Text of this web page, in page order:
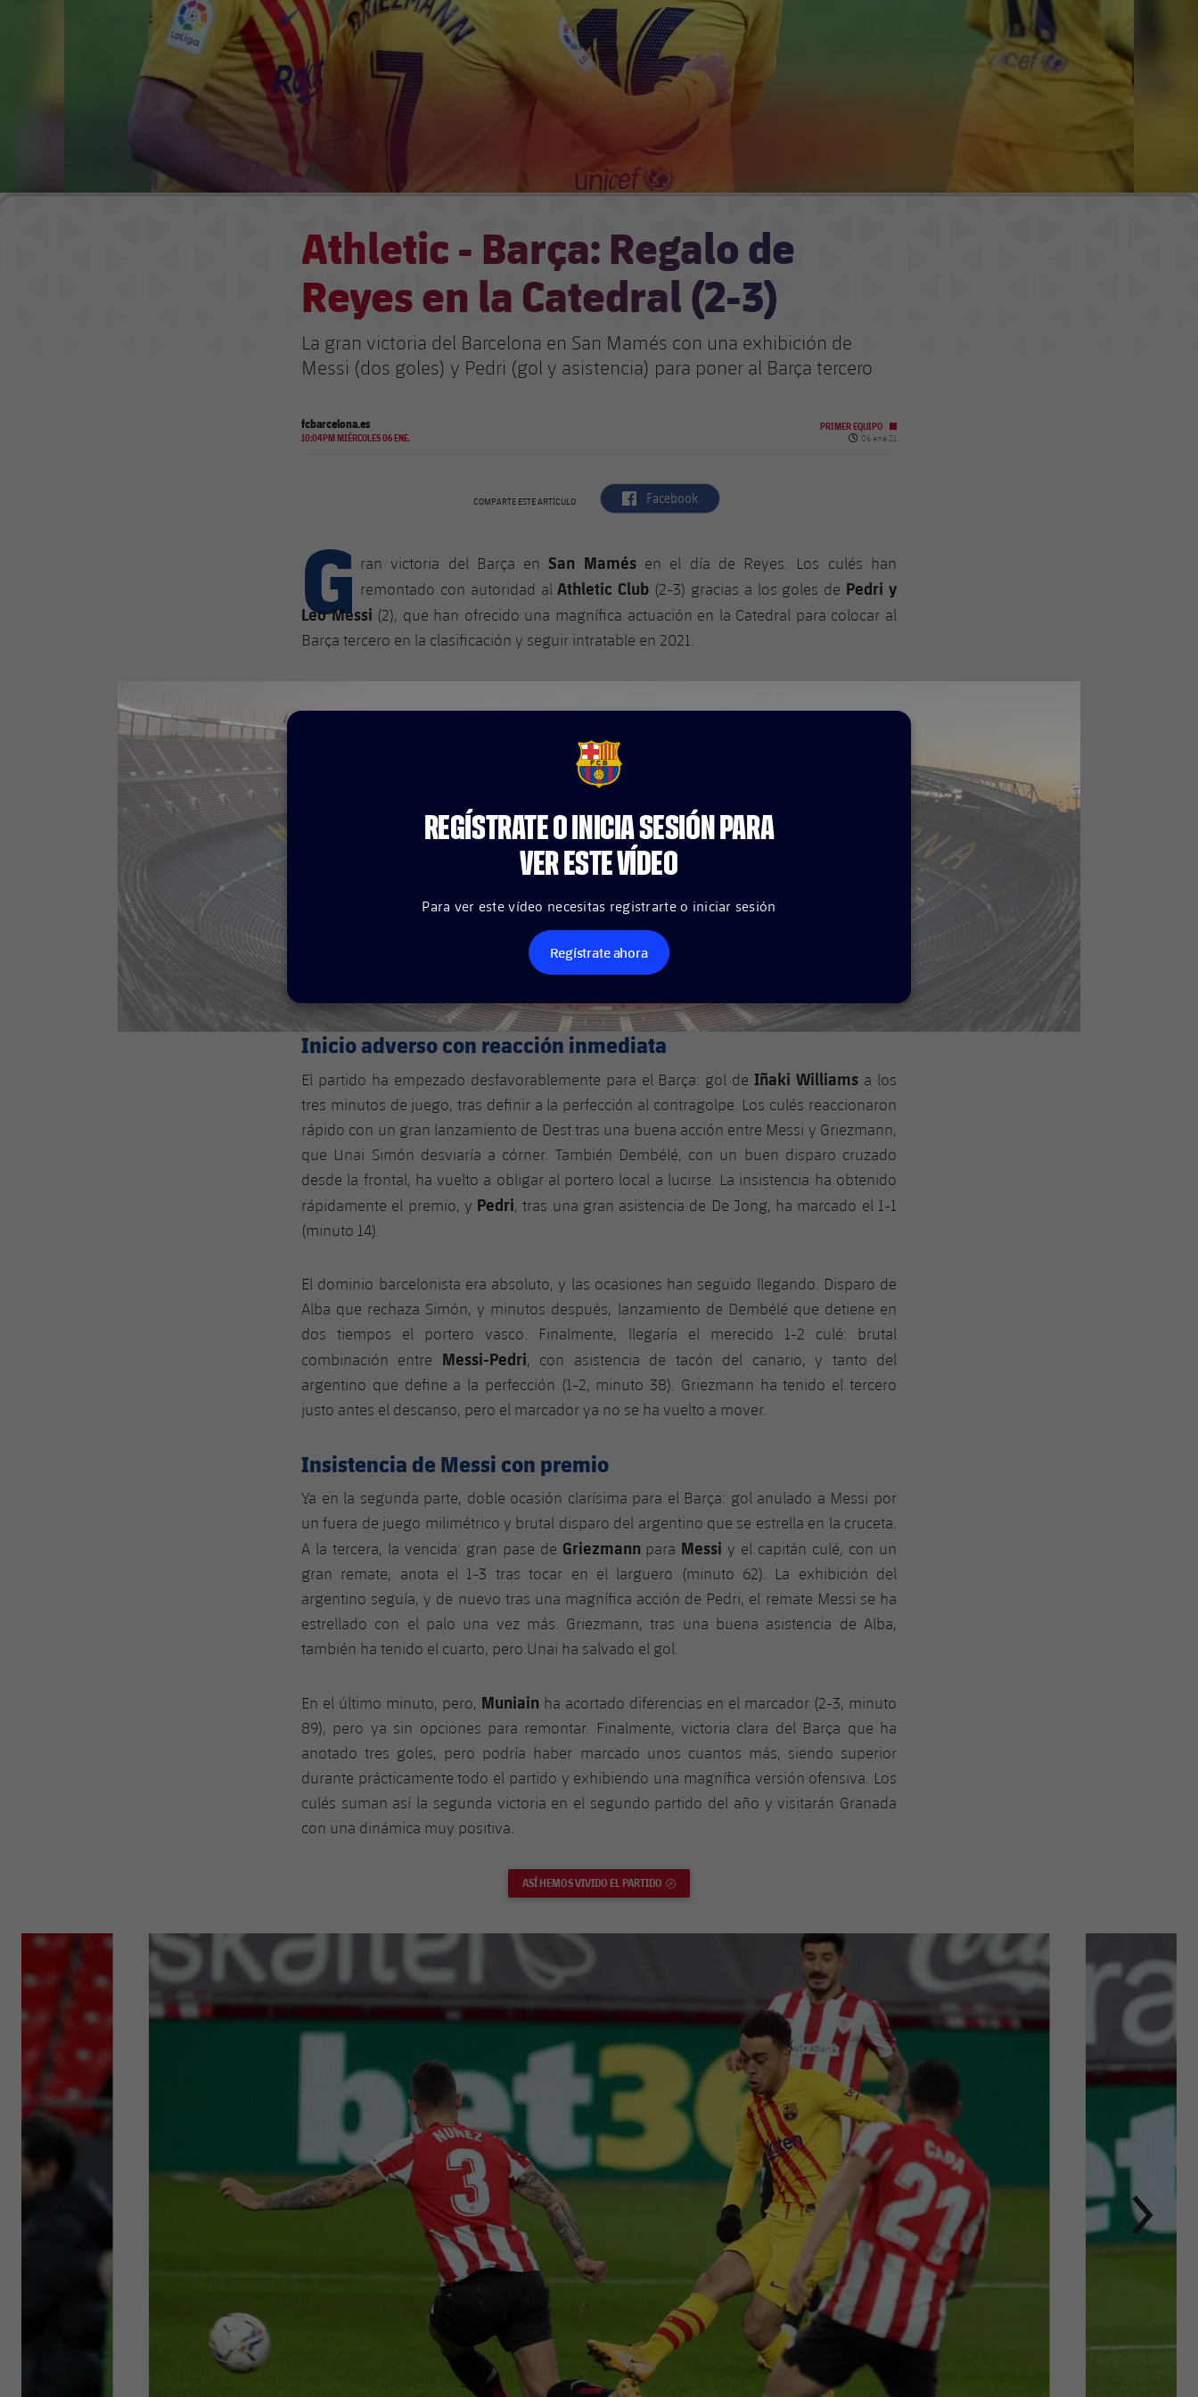
Athletic - Barça: Regalo de
Reyes en la Catedral (2-3)
La gran victoria del Barcelona en San Mamés con una exhibición de
Messi (dos goles) y Pedri (gol y asistencia) para poner al Barça tercero
fcbarcelona.es
10:04PM MIÉRCOLES 06 ENE.
PRIMER EQUIPO
Fecha de publicación
06 ene 21
COMPARTE ESTE ARTÍCULO label.aria.facebook
Facebook
G ran victoria del Barça enSan Mamésen el día de Reyes. Los culés han
remontado con autoridad al Athletic Club (2-3) gracias a los goles de Pedri y
Leo Messi (2), que han ofrecido una magnífica actuación en la Catedral para colocar al
Barça tercero en la clasificación y seguir intratable en 2021.
FCB Barcelona badge
REGÍSTRATE O INICIA SESIÓN PARA
VER ESTE VÍDEO
Para ver este vídeo necesitas registrarte o iniciar sesión
Regístrate ahora
Inicio adverso con reacción inmediata
El partido ha empezado desfavorablemente para el Barça: gol deIñaki Williams a los
tres minutos de juego, tras definir a la perfección al contragolpe. Los culés reaccionaron
rápido con un gran lanzamiento de Dest tras una buena acción entre Messi y Griezmann,
que Unai Simón desviaría a córner. También Dembélé, con un buen disparo cruzado
desde la frontal, ha vuelto a obligar al portero local a lucirse. La insistencia ha obtenido
rápidamente el premio, y Pedri, tras una gran asistencia de De Jong, ha marcado el 1-1
(minuto 14).
El dominio barcelonista era absoluto, y las ocasiones han seguido llegando. Disparo de
Alba que rechaza Simón, y minutos después, lanzamiento de Dembélé que detiene en
dos tiempos el portero vasco. Finalmente, llegaría el merecido 1-2 culé: brutal
combinación entre Messi-Pedri, con asistencia de tacón del canario, y tanto del
argentino que define a la perfección (1-2, minuto 38). Griezmann ha tenido el tercero
justo antes el descanso, pero el marcador ya no se ha vuelto a mover.
Insistencia de Messi con premio
Ya en la segunda parte, doble ocasión clarísima para el Barça: gol anulado a Messi por
un fuera de juego milimétrico y brutal disparo del argentino que se estrella en la cruceta.
A la tercera, la vencida: gran pase de Griezmann para Messiy el capitán culé, con un
gran remate, anota el 1-3 tras tocar en el larguero (minuto 62). La exhibición del
argentino seguía, y de nuevo tras una magnífica acción de Pedri, el remate Messi se ha
estrellado con el palo una vez más. Griezmann, tras una buena asistencia de Alba,
también ha tenido el cuarto, pero Unai ha salvado el gol.
En el último minuto, pero, Muniain ha acortado diferencias en el marcador (2-3, minuto
89), pero ya sin opciones para remontar. Finalmente, victoria clara del Barça que ha
anotado tres goles, pero podría haber marcado unos cuantos más, siendo superior
durante prácticamente todo el partido y exhibiendo una magnífica versión ofensiva. Los
culés suman así la segunda victoria en el segundo partido del año y visitarán Granada
con una dinámica muy positiva.
ASÍ HEMOS VIVIDO EL PARTIDO
label.aria.chevronleft